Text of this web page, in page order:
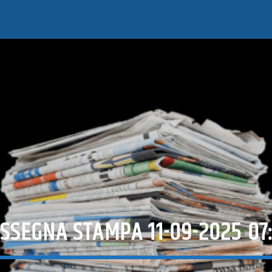
STAMPA 11-09-2025